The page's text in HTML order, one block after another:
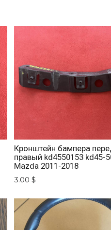
Кронштейн бампера
правый kd4550153 kd45-
Mazda 2011-2018
3.00 $